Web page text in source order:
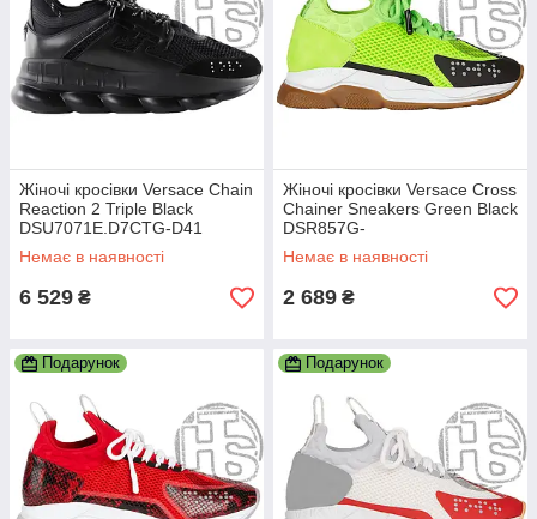
або вибрати вироби з "отруйної" забарвленням, які
гарантують Вам увагу з боку оточуючих.
Є різні варіанти доставки та оплати, а також приємні бонуси
вже з другої покупки, як приміромпокриття транспортних
витрат
шкіряну абокомбіновану.
Жіночі кросівки Versace Chain
Reaction 2 Triple Black
DSU7071E.D7CTG-D41
Немає в наявності
6 529 ₴
Жіночі кросівки Versace Cross
Chainer Sneakers Green Black
DSR857G-
D23TG_DSW_350_D5PZ
Немає в наявності
2 689 ₴
Подарунок Подарунок